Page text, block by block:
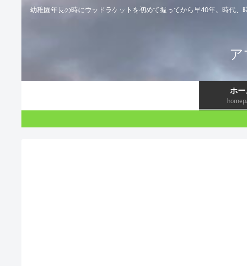
幼稚園年長の時にウッドラケットを初めて握ってから早40年。時代
ホー